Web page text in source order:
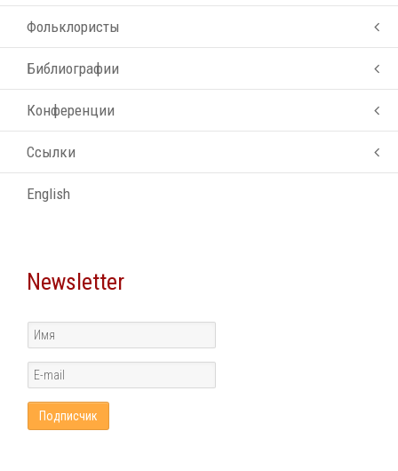
Фольклористы
Библиографии
Конференции
Ссылки
English
Newsletter